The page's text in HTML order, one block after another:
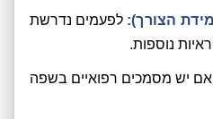
הצורך): לפעמים נדרשת
נוספות.
אם יש מסמכים רפואיים בשפה